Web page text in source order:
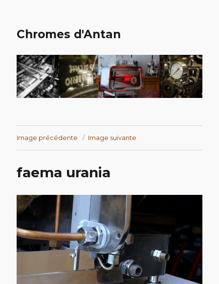
Chromes d'Antan
Image précédente Image suivante
faema urania